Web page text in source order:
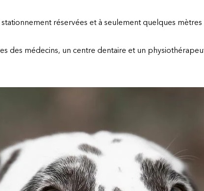
réservées et à seulement quelques
des médecins, un centre dentaire et un